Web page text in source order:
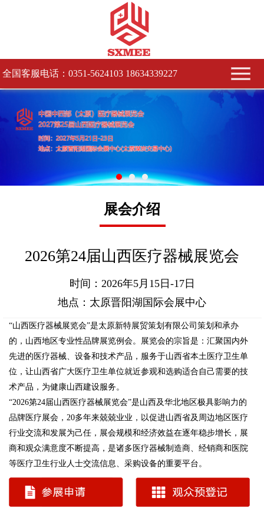
全国客服电话：0351-5624103 18634339227
展会介绍
2026第24届山西医疗器械展览会
时间：2026年5月15日-17日
地点：太原晋阳湖国际会展中心
“山西医疗器械展览会”是太原新特展贸策划有限公司策划和承办
的，山西地区专业性品牌展览例会。展览会的宗旨是：汇聚国内外
先进的医疗器械、设备和技术产品，服务于山西省本土医疗卫生单
位，让山西省广大医疗卫生单位就近参观和选购适合自己需要的技
术产品，为健康山西建设服务。
“2026第24届山西医疗器械展览会”是山西及华北地区极具影响力的
品牌医疗展会，20多年来兢兢业业，以促进山西省及周边地区医疗
行业交流和发展为己任，展会规模和经济效益在逐年稳步增长，展
商和观众满意度不断提高，是诸多医疗器械制造商、经销商和医院
等医疗卫生行业人士交流信息、采购设备的重要平台。